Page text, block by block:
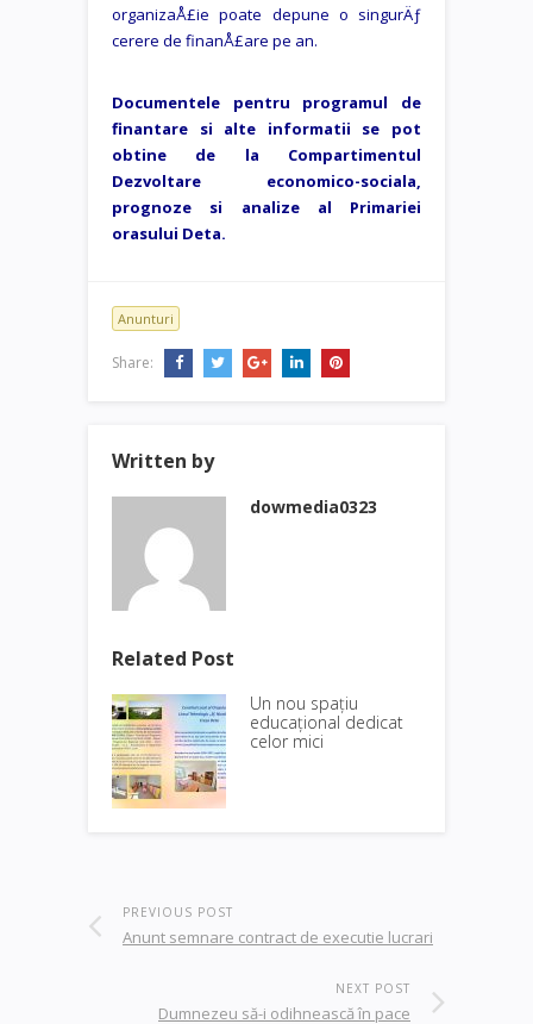
organizaÅ£ie poate depune o singurÄƒ
cerere de finanÅ£are pe an.
Documentele pentru programul de
finantare si alte informatii se pot
obtine de la Compartimentul
Dezvoltare economico-sociala,
prognoze si analize al Primariei
orasului Deta.
Anunturi
Share:
Written by
dowmedia0323
Related Post
Un nou spațiu
educațional dedicat
celor mici
PREVIOUS POST
Anunt semnare contract de executie lucrari
NEXT POST
Dumnezeu să-i odihnească în pace